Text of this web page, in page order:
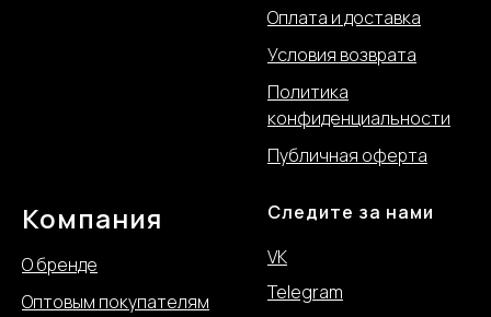
Оплата и доставка
Условия возврата
Политика
конфиденциальности
Публичная оферта
Компания
О бренде
Оптовым покупателям
Следите за нами
VK
Telegram